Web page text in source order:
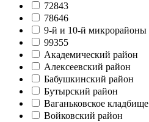
72843
78646
9-й и 10-й микрорайоны
99355
Академический район
Алексеевский район
Бабушкинский район
Бутырский район
Ваганьковское кладбище
Войковский район